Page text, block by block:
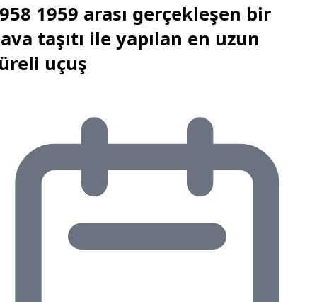
1959 arası gerçekleşen bir
taşıtı ile yapılan en uzun
uçuş